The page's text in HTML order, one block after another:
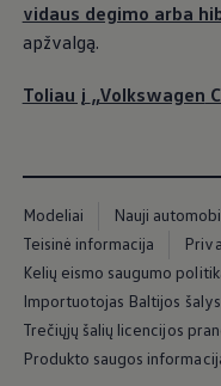
Atkreipkite
priklausyti nuo kitų
iš Elemento
išElemento
vidaus degimo arba
apžvalgą.
Toliau į „Volkswagen
Modeliai Nauji
Teisinė informacija
Kelių eismo saugumo
Importuotojas Baltijos
Trečiųjų šalių licencijos
Produkto saugos